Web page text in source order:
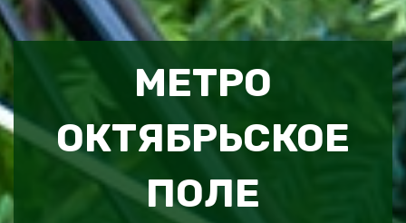
МЕТРО
ОКТЯБРЬСКОЕ
ПОЛЕ